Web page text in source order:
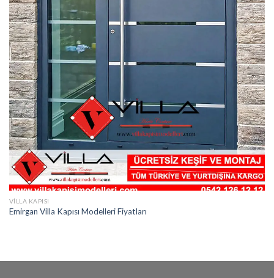
VILLA KAPISI
Emirgan Villa Kapısı Modelleri Fiyatları